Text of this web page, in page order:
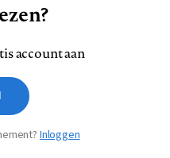
YouTube
Privacy
vragen verdienen
antwoorden
account aan
Inloggen